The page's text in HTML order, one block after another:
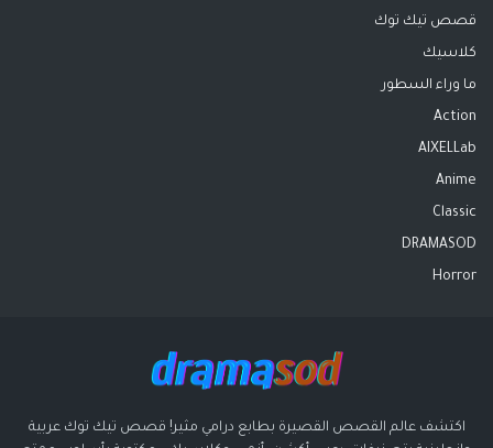
قصص تيك توك
كلاسيك
ما وراء السطور
Action
AIXELLab
Anime
Classic
DRAMASOD
Horror
اكتشف عالم القصص القصيرة بطابع درامي مثير! قصص تيك توك عربية